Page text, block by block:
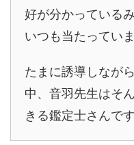
好が分かっているみ
いつも当たっていま
たまに誘導しなが
中、音羽先生はそ
きる鑑定士さんで